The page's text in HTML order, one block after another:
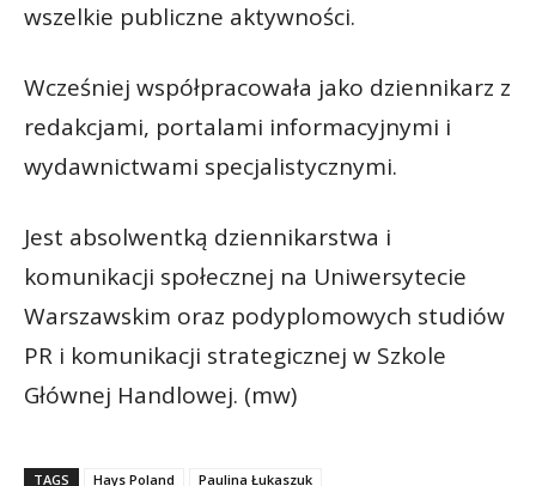
wszelkie publiczne aktywności.
Wcześniej współpracowała jako dziennikarz z
redakcjami, portalami informacyjnymi i
wydawnictwami specjalistycznymi.
Jest absolwentką dziennikarstwa i
komunikacji społecznej na Uniwersytecie
Warszawskim oraz podyplomowych studiów
PR i komunikacji strategicznej w Szkole
Głównej Handlowej. (mw)
TAGS Hays Poland Paulina Łukaszuk